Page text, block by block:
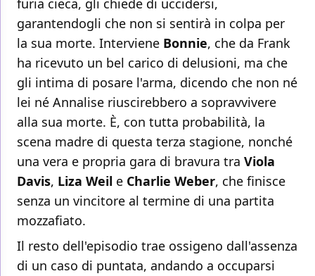
furia cieca, gli chiede di uccidersi,
garantendogli che non si sentirà in colpa per
la sua morte. Interviene Bonnie, che da Frank
ha ricevuto un bel carico di delusioni, ma che
gli intima di posare l'arma, dicendo che non né
lei né Annalise riuscirebbero a sopravvivere
alla sua morte. È, con tutta probabilità, la
scena madre di questa terza stagione, nonché
una vera e propria gara di bravura tra Viola
Davis, Liza Weil e Charlie Weber, che finisce
senza un vincitore al termine di una partita
mozzafiato.
Il resto dell'episodio trae ossigeno dall'assenza
di un caso di puntata, andando a occuparsi